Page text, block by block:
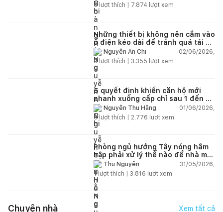
5lượt thích | 7.874 lượt xem
Những thiết bị không nên cắm vào
ổ điện kéo dài để tránh quá tải và
chập cháy trong nhà
Nguyễn An Chi
02/06/2026,
9lượt thích | 3.355 lượt xem
5 quyết định khiến căn hộ mới
nhanh xuống cấp chỉ sau 1 đến 2
nămNguyễn Thu Hằng
01/06/2026,
5lượt thích | 2.776 lượt xem
Phòng ngủ hướng Tây nóng hầm
hập phải xử lý thế nào để nhà mát
hơn?Thu Nguyễn
31/05/2026,
1lượt thích | 3.816 lượt xem
Chuyện nhà Xem tất cả